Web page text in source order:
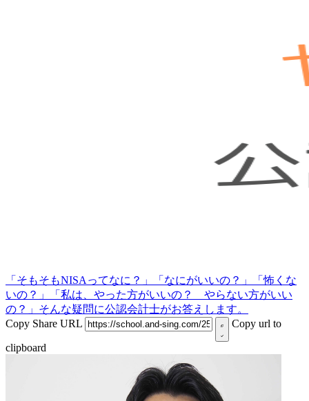
「そもそもNISAってなに？」「なにがいいの？」「怖くな
いの？」「私は、やった方がいいの？ やらない方がいい
の？」そんな疑問に公認会計士がお答えします。
Copy Share URL
Copy url to
clipboard